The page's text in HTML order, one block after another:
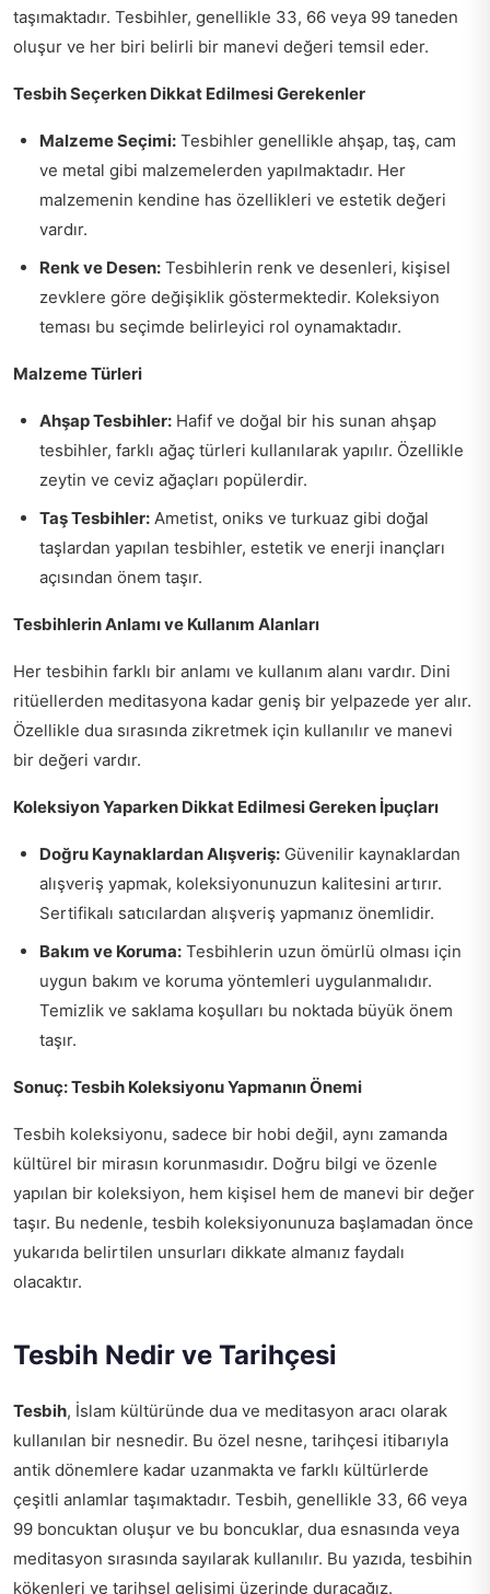
taşımaktadır. Tesbihler, genellikle 33, 66 veya 99 taneden
oluşur ve her biri belirli bir manevi değeri temsil eder.
Tesbih Seçerken Dikkat Edilmesi Gerekenler
Malzeme Seçimi: Tesbihler genellikle ahşap, taş, cam
ve metal gibi malzemelerden yapılmaktadır. Her
malzemenin kendine has özellikleri ve estetik değeri
vardır.
Renk ve Desen: Tesbihlerin renk ve desenleri, kişisel
zevklere göre değişiklik göstermektedir. Koleksiyon
teması bu seçimde belirleyici rol oynamaktadır.
Malzeme Türleri
Ahşap Tesbihler: Hafif ve doğal bir his sunan ahşap
tesbihler, farklı ağaç türleri kullanılarak yapılır. Özellikle
zeytin ve ceviz ağaçları popülerdir.
Taş Tesbihler: Ametist, oniks ve turkuaz gibi doğal
taşlardan yapılan tesbihler, estetik ve enerji inançları
açısından önem taşır.
Tesbihlerin Anlamı ve Kullanım Alanları
Her tesbihin farklı bir anlamı ve kullanım alanı vardır. Dini
ritüellerden meditasyona kadar geniş bir yelpazede yer alır.
Özellikle dua sırasında zikretmek için kullanılır ve manevi
bir değeri vardır.
Koleksiyon Yaparken Dikkat Edilmesi Gereken İpuçları
Doğru Kaynaklardan Alışveriş: Güvenilir kaynaklardan
alışveriş yapmak, koleksiyonunuzun kalitesini artırır.
Sertifikalı satıcılardan alışveriş yapmanız önemlidir.
Bakım ve Koruma: Tesbihlerin uzun ömürlü olması için
uygun bakım ve koruma yöntemleri uygulanmalıdır.
Temizlik ve saklama koşulları bu noktada büyük önem
taşır.
Sonuç: Tesbih Koleksiyonu Yapmanın Önemi
Tesbih koleksiyonu, sadece bir hobi değil, aynı zamanda
kültürel bir mirasın korunmasıdır. Doğru bilgi ve özenle
yapılan bir koleksiyon, hem kişisel hem de manevi bir değer
taşır. Bu nedenle, tesbih koleksiyonunuza başlamadan önce
yukarıda belirtilen unsurları dikkate almanız faydalı
olacaktır.
Tesbih Nedir ve Tarihçesi
Tesbih, İslam kültüründe dua ve meditasyon aracı olarak
kullanılan bir nesnedir. Bu özel nesne, tarihçesi itibarıyla
antik dönemlere kadar uzanmakta ve farklı kültürlerde
çeşitli anlamlar taşımaktadır. Tesbih, genellikle 33, 66 veya
99 boncuktan oluşur ve bu boncuklar, dua esnasında veya
meditasyon sırasında sayılarak kullanılır. Bu yazıda, tesbihin
kökenleri ve tarihsel gelişimi üzerinde duracağız.